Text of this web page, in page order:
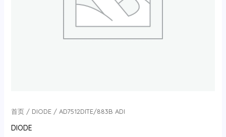
首页/ DIODE/ AD7512DITE/883B ADI
DIODE